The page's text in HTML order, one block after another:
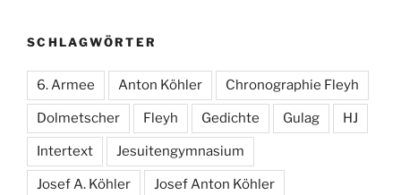
SCHLAGWÖRTER
6. Armee Anton Köhler Chronographie Fleyh
Dolmetscher Fleyh Gedichte Gulag HJ
Intertext Jesuitengymnasium
Josef A. Köhler Josef Anton Köhler